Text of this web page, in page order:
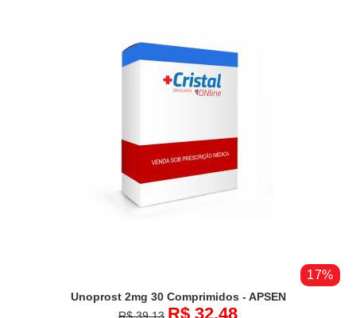
17%
Unoprost 2mg 30 Comprimidos - APSEN
R$ 32,48